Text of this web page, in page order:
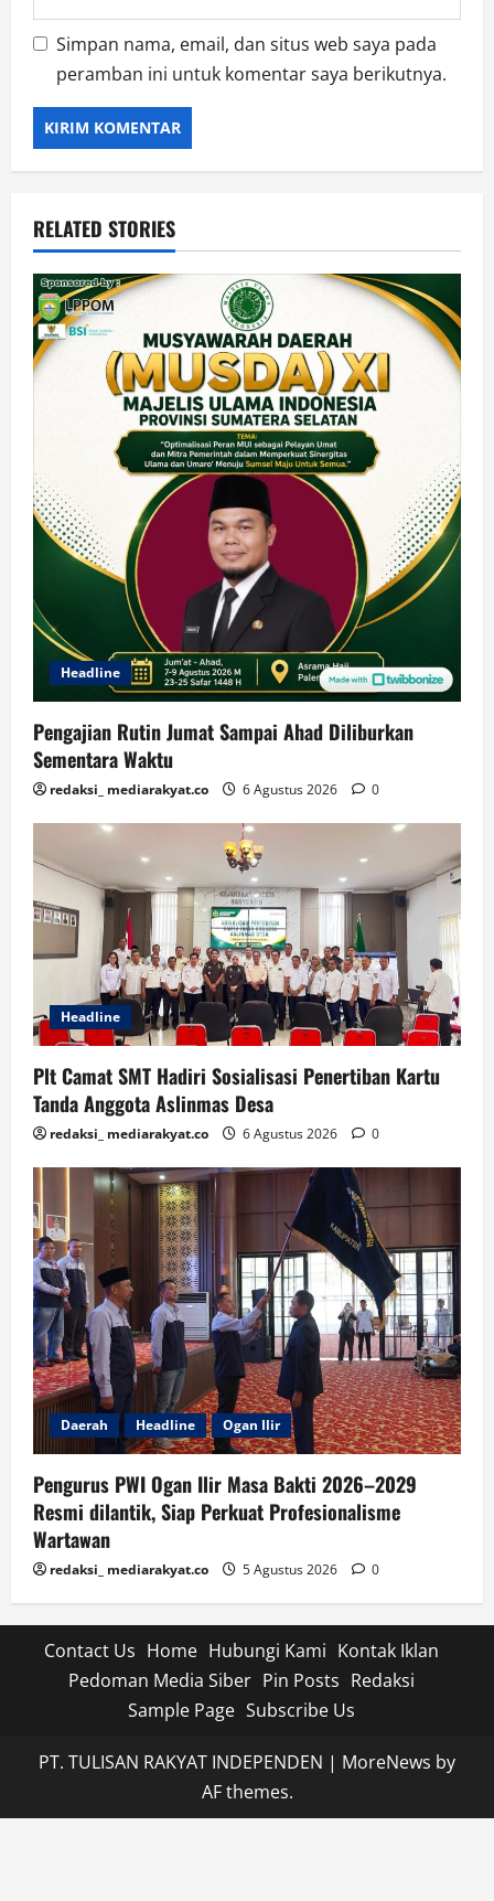
Simpan nama, email, dan situs web saya pada
peramban ini untuk komentar saya berikutnya.
RELATED STORIES
Headline
Pengajian Rutin Jumat Sampai Ahad Diliburkan
Sementara Waktu
redaksi_ mediarakyat.co 6 Agustus 2026 0
Headline
Plt Camat SMT Hadiri Sosialisasi Penertiban Kartu
Tanda Anggota Aslinmas Desa
redaksi_ mediarakyat.co 6 Agustus 2026 0
Daerah Headline Ogan Ilir
Pengurus PWI Ogan Ilir Masa Bakti 2026–2029
Resmi dilantik, Siap Perkuat Profesionalisme
Wartawan
redaksi_ mediarakyat.co 5 Agustus 2026 0
Contact Us Home Hubungi Kami Kontak Iklan
Pedoman Media Siber Pin Posts Redaksi
Sample Page Subscribe Us
PT. TULISAN RAKYAT INDEPENDEN | MoreNews by
AF themes.